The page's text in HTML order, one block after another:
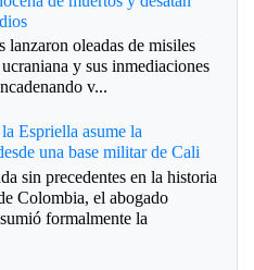
lanzaron oleadas de misiles
y sus inmediaciones
v...
Espriella asume la
una base militar de Cali
sin precedentes en la historia
Colombia, el abogado
formalmente la